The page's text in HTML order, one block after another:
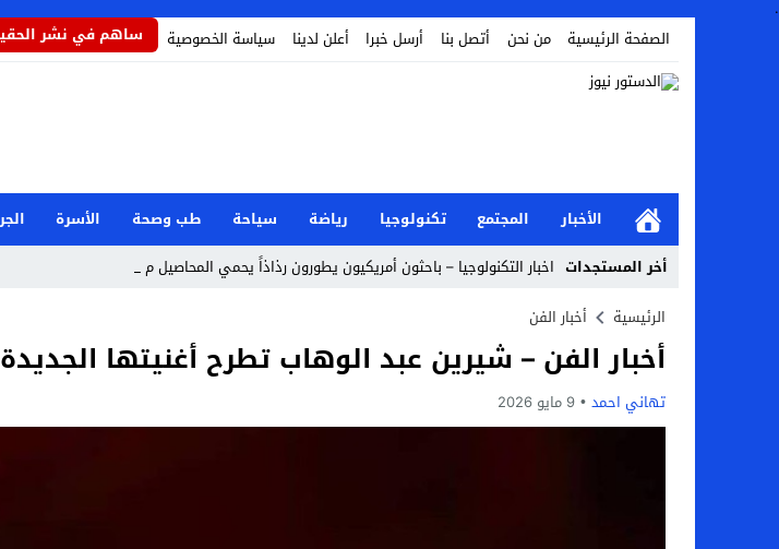
.
الصفحة الرئيسية
من نحن أتصل بنا أرسل خبرا أعلن لدينا سياسة الخصوصية ساهم في نشر
الأخبار المجتمع تكنولوجيا رياضة سياحة طب وصحة الأسرة
أخر المستجدات اخبار التكنولوجيا – باحثون أمريكيون يطورون رذاذاً يحمي المحاصيل من تأثيرات_
Stop
Previous
Next
الرئيسية أخبار الفن
أخبار الفن – شيرين عبد الوهاب تطرح أغنيتها
تهاني احمد 9 مايو 2026